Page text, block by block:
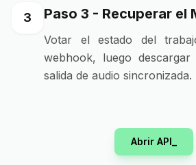
3 Paso 3 - Recuperar el
Votar el estado del
webhook, luego
salida de audio sincronizada.
Abrir API_